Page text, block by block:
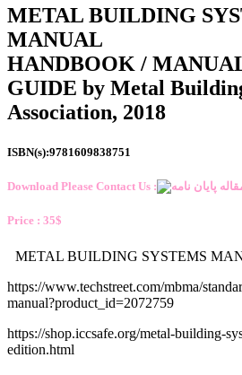
METAL BUILDING
MANUAL
HANDBOOK /
GUIDE by Metal
Association, 2018
ISBN(s):9781609838751
Download Please Contact Us :
Price : 35$
https://www.techstreet.com/mbma/
manual?product_id=2072759
https://shop.iccsafe.org/metal-building-
edition.html